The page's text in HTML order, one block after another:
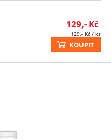
129,- Kč
129,- Kč / ks
KOUPIT